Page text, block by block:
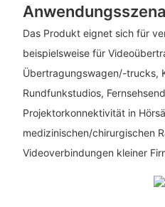
Das Produkt eignet sich für
beispielsweise für
Übertragungswagen/-trucks,
Rundfunkstudios,
Projektorkonnektivität in
medizinischen/chirurgischen
Videoverbindungen kleiner